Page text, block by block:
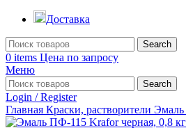
Доставка
Search
0 items Цена по запросу
Меню
Search
Login / Register
Главная Краски, растворители Эмаль